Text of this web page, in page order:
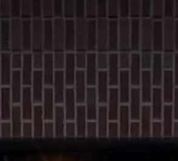
NOTRE FAMILLE
CONTACT